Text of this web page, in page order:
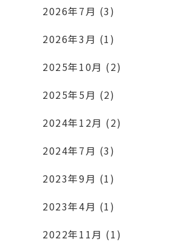
2026年7月 (3)
2026年3月 (1)
2025年10月 (2)
2025年5月 (2)
2024年12月 (2)
2024年7月 (3)
2023年9月 (1)
2023年4月 (1)
2022年11月 (1)